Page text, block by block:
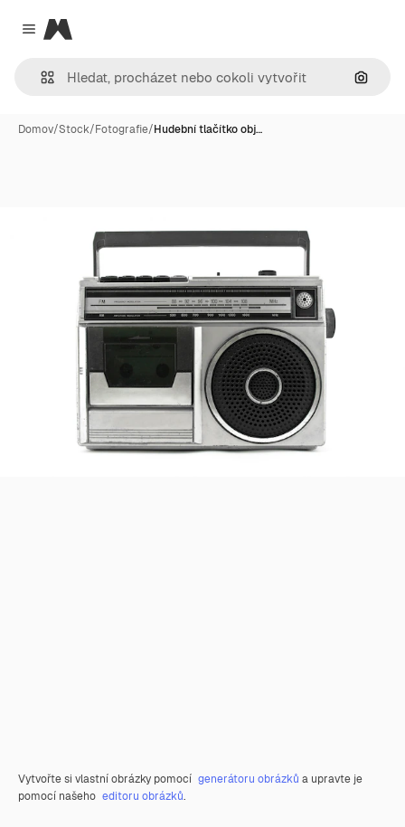
Close menu
Magnific
Hledat
Domov/Stock/Fotografie/Hudební tlačítko obj…
Vytvořte si vlastní obrázky pomocí generátoru obrázků a upravte je
pomocí našeho editoru obrázků.